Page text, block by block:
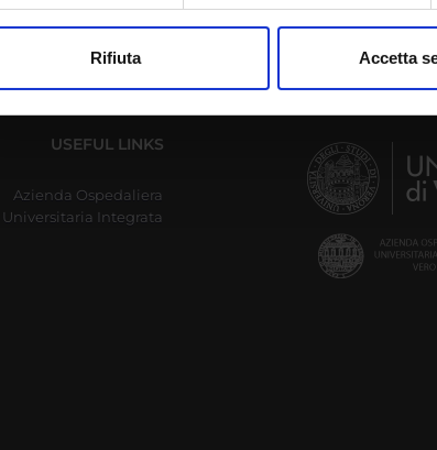
o ritirare il tuo consenso in qualsiasi momento
raccolto dal tuo utilizzo dei loro servizi.
Rifiuta Accetta
USEFUL LINKS
Azienda Ospedaliera
Universitaria Integrata